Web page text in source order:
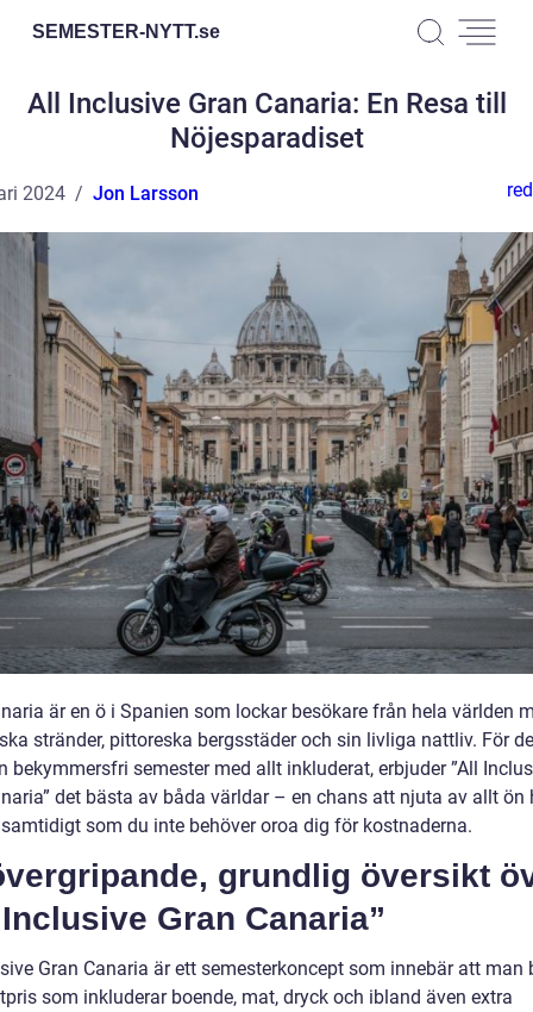
SEMESTER-NYTT.se
All Inclusive Gran Canaria: En Resa till
Nöjesparadiset
2024 Jon Larsson
är en ö i Spanien som lockar besökare från hela världen
stränder, pittoreska bergsstäder och sin livliga nattliv. För
bekymmersfri semester med allt inkluderat, erbjuder ”All
det bästa av båda världar – en chans att njuta av allt ön
som du inte behöver oroa dig för kostnaderna.
grundlig översikt
Gran Canaria”
Gran Canaria är ett semesterkoncept som innebär att man
som inkluderar boende, mat, dryck och ibland även extra